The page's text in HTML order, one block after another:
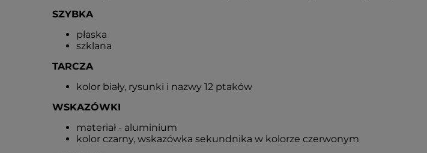
SZYBKA
płaska
szklana
TARCZA
kolor biały, rysunki i nazwy 12 ptaków
WSKAZÓWKI
materiał - aluminium
kolor czarny, wskazówka sekundnika w kolorze czerwonym